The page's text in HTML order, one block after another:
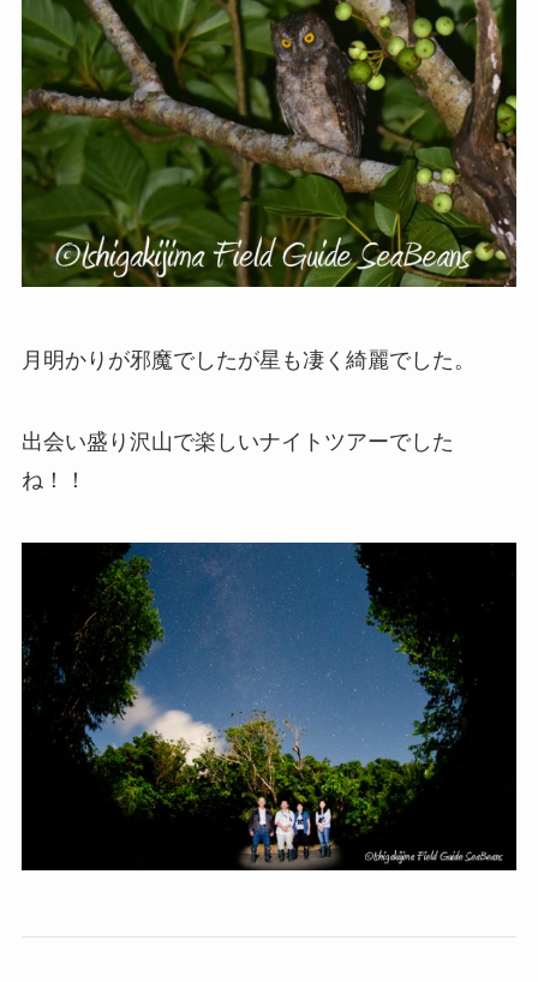
月明かりが邪魔でしたが星も凄く綺麗でした。
出会い盛り沢山で楽しいナイトツアーでした
ね！！